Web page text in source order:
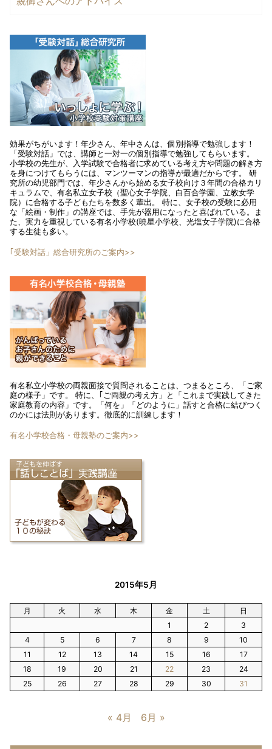
効果がちがいます！年少さん、年中さんは、個別指導で勉強します！
「受験対話」では、講師と一対一の個別指導で勉強してもらいます。
小学校の先生が、入学試験で合格者に求めている考え方や問題の解き方
を身につけてもらうには、マンツーマンの指導が最適だからです。 研
究所の幼児部門では、年少さんから始める女子校向け３年間の合格カリ
キュラムで、有名私立女子校（聖心女子学院、白百合学園、立教女学
院）に合格する子どもたちを数多く輩出。 特に、女子校の受験に必用
な「絵画・制作」の講座では、手先が器用になったと喜ばれている。ま
た、実力を重視している有名小学校(暁星小学校、光塩女子学院)に合格
する生徒も多い。
｢受験対話」総合研究所のご案内>>
有名私立小学校の両親面接で質問されることは、つまるところ、「ご家
庭の様子」です。 特に、｢ご両親の考え方」と「これまで実践してきた
家庭教育の内容」です。「何を」「どのように」話すと合格に結びつく
のかには法則があります。徹底的に訓練します！
有名小学校合格・母親塾のご案内>>
2015年5月
月 火 水 木 金 土
日
1
2
3
4
5 6 7 8 9
10
11
12 13 14 15 16
17
18
19 20 21 22 23
24
25
26 27 28 29 30 31
« 4月 6月 »